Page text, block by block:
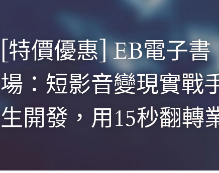
[特價優惠] EB電子
場：短影音變現實戰
生開發，用15秒翻轉